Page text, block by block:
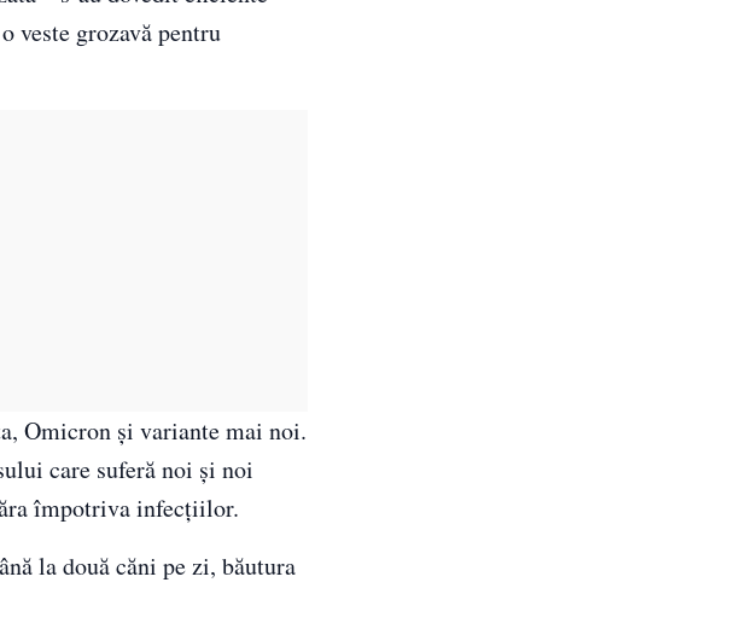
veste grozavă pentru
Omicron și variante mai noi.
care suferă noi și noi
împotriva infecțiilor.
la două căni pe zi, băutura